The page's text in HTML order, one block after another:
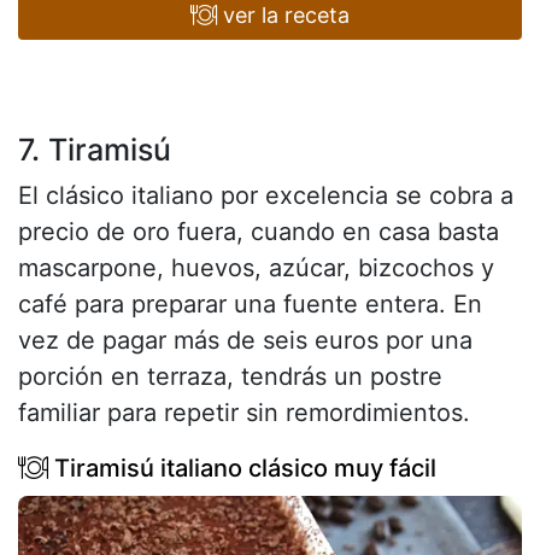
ver la receta
7. Tiramisú
El clásico italiano por excelencia se cobra a
precio de oro fuera, cuando en casa basta
mascarpone, huevos, azúcar, bizcochos y
café para preparar una fuente entera. En
vez de pagar más de seis euros por una
porción en terraza, tendrás un postre
familiar para repetir sin remordimientos.
Tiramisú italiano clásico muy fácil